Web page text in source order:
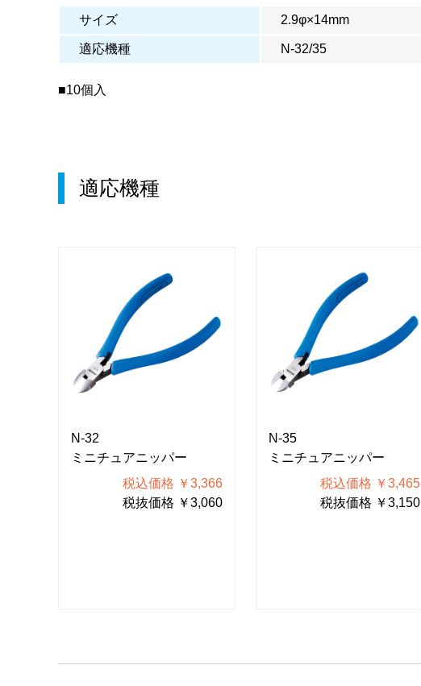
サイズ 2.9φ×14mm
適応機種 N-32/35
■10個入
適応機種
N-32
ミニチュアニッパー
税込価格 ￥3,366
税抜価格 ￥3,060
N-35
ミニチュアニッパー
税込価格 ￥3,465
税抜価格 ￥3,150